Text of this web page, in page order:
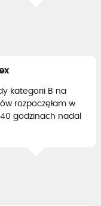
kategorii B na
rozpoczęłam w
godzinach nadal